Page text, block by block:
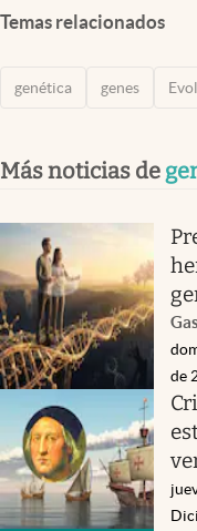
Temas relacionados
genética genes
Más noticias de
de